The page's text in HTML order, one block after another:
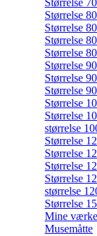
Størrelse
Størrelse
Størrelse
Størrelse
Størrelse
Størrelse
Størrelse
Størrelse
Størrelse
Størrelse
størrelse
Størrelse
Størrelse
Størrelse
Størrelse
størrelse
Størrelse
Mine
Musemåtte